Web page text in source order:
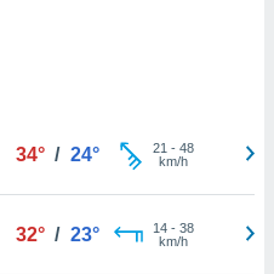
34° / 24° 21 - 48
km/h
32° / 23° 14- 38
km/h